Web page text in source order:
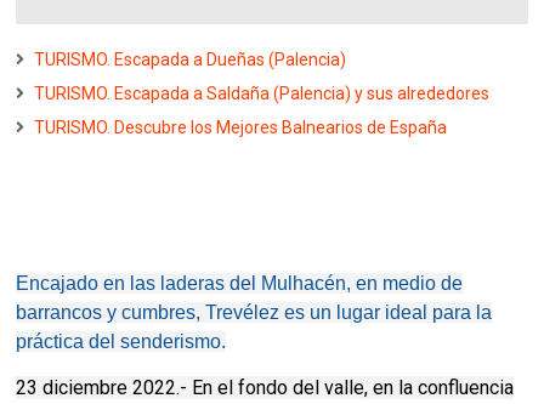
TURISMO. Escapada a Dueñas (Palencia)
TURISMO. Escapada a Saldaña (Palencia) y sus alrededores
TURISMO. Descubre los Mejores Balnearios de España
Encajado en las laderas del Mulhacén, en medio de
barrancos y cumbres, Trevélez es un lugar ideal para la
práctica del senderismo.
23 diciembre 2022.- En el fondo del valle, en la confluencia